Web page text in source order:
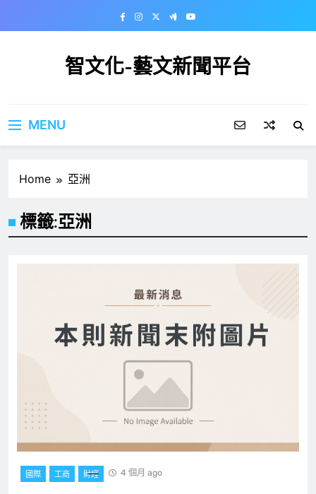
智文化-藝文新聞平台
MENU
Home 亞洲
標籤:亞洲
國際 工商 財經 4 個月 ago